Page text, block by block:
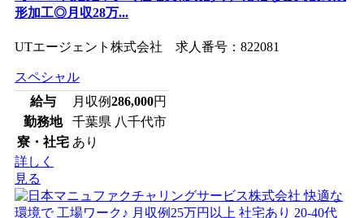
形加工◎月収28万...
UTエージェント株式会社 求人番号：822081
スペシャル
給与
月収例286,000円
勤務地
千葉県 八千代市
寮・社宅 あり
詳しく
見る